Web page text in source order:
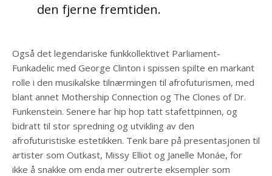
den fjerne fremtiden.
Også det legendariske funkkollektivet Parliament-
Funkadelic med George Clinton i spissen spilte en markant
rolle i den musikalske tilnærmingen til afrofuturismen, med
blant annet Mothership Connection og The Clones of Dr.
Funkenstein. Senere har hip hop tatt stafettpinnen, og
bidratt til stor spredning og utvikling av den
afrofuturistiske estetikken. Tenk bare på presentasjonen til
artister som Outkast, Missy Elliot og Janelle Monáe, for
ikke å snakke om enda mer outrerte eksempler som